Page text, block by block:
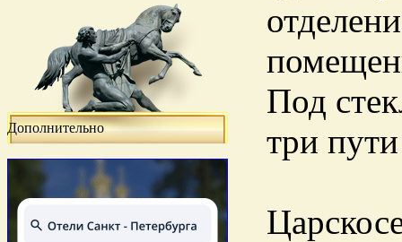
Дополнительно
Под
три